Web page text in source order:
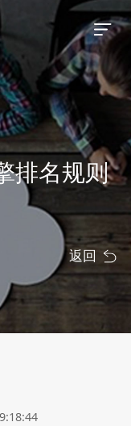
们
案例
讯
排名规则
返回